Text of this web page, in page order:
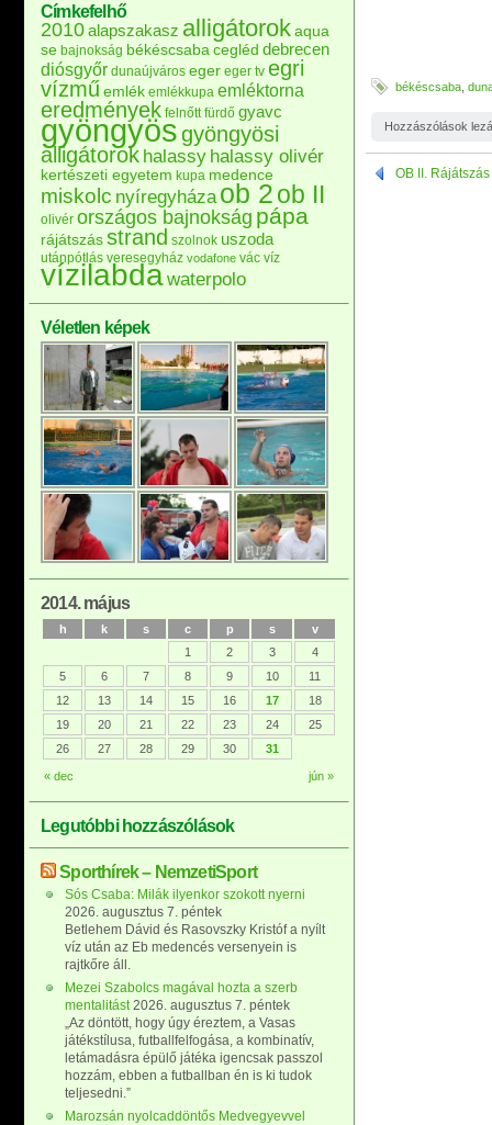
békéscsaba
Hozzászólások
OB II.
Címkefelhő
2010alapszakasz alligátorokaqua
se bajnokság békéscsaba cegléd debrecen
diósgyőr dunaújváros eger eger tv egri
vízműemlék emlékkupa emléktorna
eredmények felnőtt fürdő gyavc
gyöngyösgyöngyösi
alligátorok halassy halassy olivér
kertészeti egyetem kupa medence
miskolc nyíregyháza ob 2ob II
olivér országos bajnokság pápa
rájátszás strand szolnok uszoda
utánpótlás veresegyház vodafone vác víz
vízilabdawaterpolo
Véletlen képek
2014. május
h k s c p s v
« dec jún »
1 2 3
4
5
6 7 8 9 10
11
12
13 14 15 16 17
18
19
20 21 22 23 24
25
26
27 28 29 30 31
Legutóbbi hozzászólások
Sporthírek – NemzetiSport
Sós Csaba: Milák ilyenkor szokott nyerni
2026. augusztus 7. péntek
Betlehem Dávid és Rasovszky Kristóf a nyílt
víz után az Eb medencés versenyein is
rajtkőre áll.
Mezei Szabolcs magával hozta a szerb
mentalitást 2026. augusztus 7. péntek
„Az döntött, hogy úgy éreztem, a Vasas
játékstílusa, futballfelfogása, a kombinatív,
letámadásra épülő játéka igencsak passzol
hozzám, ebben a futballban én is ki tudok
teljesedni.”
Marozsán nyolcaddöntős Medvegyevvel